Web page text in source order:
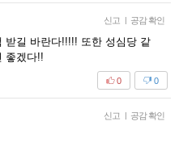
신고 | 공감 확인
받길 바란다!!!!! 또한 성심당 같
좋겠다!!
0
0
신고 | 공감 확인